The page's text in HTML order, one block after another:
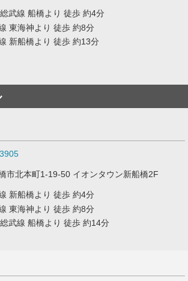
武線 船橋より 徒歩 約4分
東海神より 徒歩 約8分
新船橋より 徒歩 約13分
市北本町1-19-50 イオンタウン新船橋2F
新船橋より 徒歩 約4分
東海神より 徒歩 約8分
武線 船橋より 徒歩 約14分